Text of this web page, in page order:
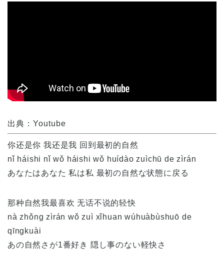
出典：Youtube
你还是你 我还是我 回到最初的自然
nǐ háishi nǐ wǒ háishi wǒ huídào zuìchū de zìrán
あなたはあなた 私は私 最初の自然な状態に戻る
那种自然我最喜欢 无话不说的轻快
nà zhǒng zìrán wǒ zuì xǐhuan wúhuàbùshuō de
qīngkuài
あの自然さが1番好き 隠し事のない軽快さ